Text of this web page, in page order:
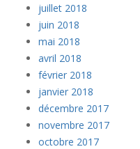
juillet 2018
juin 2018
mai 2018
avril 2018
février 2018
janvier 2018
décembre 2017
novembre 2017
octobre 2017